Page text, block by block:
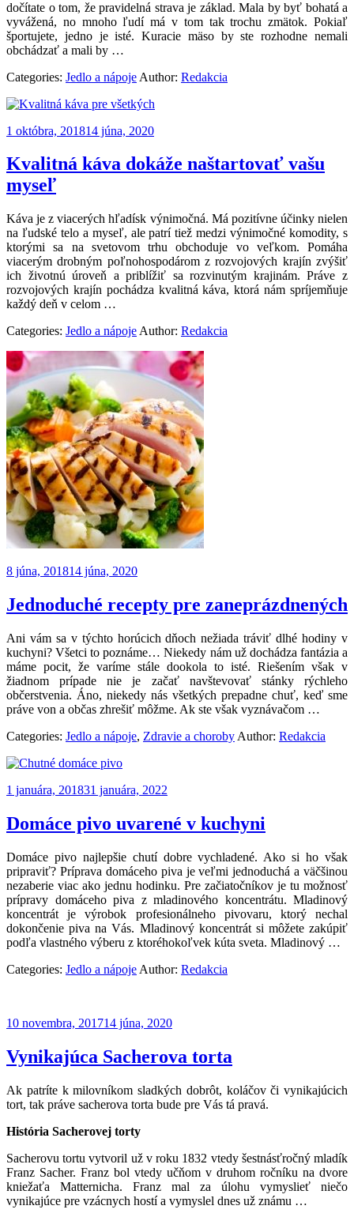
dočítate o tom, že pravidelná strava je základ. Mala by byť bohatá a
vyvážená, no mnoho ľudí má v tom tak trochu zmätok. Pokiaľ
športujete, jedno je isté. Kuracie mäso by ste rozhodne nemali
obchádzať a mali by …
Categories: Jedlo a nápoje Author: Redakcia
1 októbra, 201814 júna, 2020
Kvalitná káva dokáže naštartovať vašu
myseľ
Káva je z viacerých hľadísk výnimočná. Má pozitívne účinky nielen
na ľudské telo a myseľ, ale patrí tiež medzi výnimočné komodity, s
ktorými sa na svetovom trhu obchoduje vo veľkom. Pomáha
viacerým drobným poľnohospodárom z rozvojových krajín zvýšiť
ich životnú úroveň a priblížiť sa rozvinutým krajinám. Práve z
rozvojových krajín pochádza kvalitná káva, ktorá nám spríjemňuje
každý deň v celom …
Categories: Jedlo a nápoje Author: Redakcia
8 júna, 201814 júna, 2020
Jednoduché recepty pre zaneprázdnených
Ani vám sa v týchto horúcich dňoch nežiada tráviť dlhé hodiny v
kuchyni? Všetci to poznáme… Niekedy nám už dochádza fantázia a
máme pocit, že varíme stále dookola to isté. Riešením však v
žiadnom prípade nie je začať navštevovať stánky rýchleho
občerstvenia. Áno, niekedy nás všetkých prepadne chuť, keď sme
práve von a občas zhrešiť môžme. Ak ste však vyznávačom …
Categories: Jedlo a nápoje, Zdravie a choroby Author: Redakcia
1 januára, 201831 januára, 2022
Domáce pivo uvarené v kuchyni
Domáce pivo najlepšie chutí dobre vychladené. Ako si ho však
pripraviť? Príprava domáceho piva je veľmi jednoduchá a väčšinou
nezaberie viac ako jednu hodinku. Pre začiatočníkov je tu možnosť
prípravy domáceho piva z mladinového koncentrátu. Mladinový
koncentrát je výrobok profesionálneho pivovaru, ktorý nechal
dokončenie piva na Vás. Mladinový koncentrát si môžete zakúpiť
podľa vlastného výberu z ktoréhokoľvek kúta sveta. Mladinový …
Categories: Jedlo a nápoje Author: Redakcia
10 novembra, 201714 júna, 2020
Vynikajúca Sacherova torta
Ak patríte k milovníkom sladkých dobrôt, koláčov či vynikajúcich
tort, tak práve sacherova torta bude pre Vás tá pravá.
História Sacherovej torty
Sacherovu tortu vytvoril už v roku 1832 vtedy šestnásťročný mladík
Franz Sacher. Franz bol vtedy učňom v druhom ročníku na dvore
kniežaťa Matternicha. Franz mal za úlohu vymyslieť niečo
vynikajúce pre vzácnych hostí a vymyslel dnes už známu …